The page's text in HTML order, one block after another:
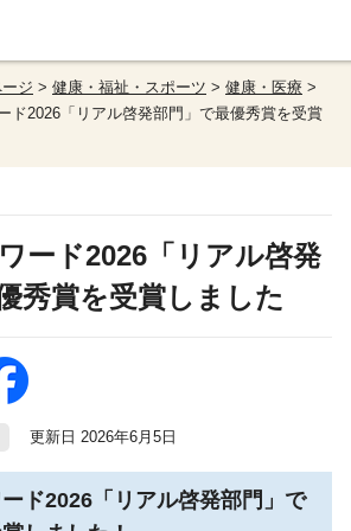
ージ > 健康・福祉・スポーツ > 健康・医療 >
ド2026「リアル啓発部門」で最優秀賞を受賞
ード2026「リアル啓発
秀賞を受賞しました
更新日 2026年6月5日
ド2026「リアル啓発部門」で